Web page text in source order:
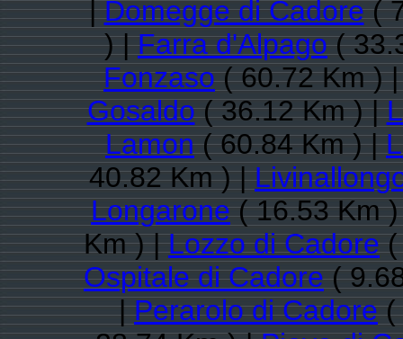
|Domegge di Cadore(
) |Farra d'Alpago(
Fonzaso( 60.72 Km )
Gosaldo( 36.12 Km ) |
Lamon( 60.84 Km ) |
40.82 Km ) |
Longarone( 16.53 Km
Km ) |Lozzo di Cadore(
Ospitale di Cadore(
|Perarolo di Cadore(